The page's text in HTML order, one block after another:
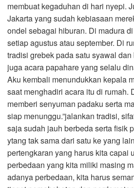
membuat kegaduhan di hari nyepi.
Jakarta yang sudah kebiasaan
ondel sebagai hiburan. Di madura
setiap agustus atau september. Di
tradisi grebek pada satu syawal
juga acara papahare yang selalu
Aku kembali menundukkan kepala
saat menghadiri acara itu di rumah.
memberi senyuman padaku serta
siap menunggu.”jalankan tradisi,
saja sudah jauh berbeda serta fisik
ytang tak sama dari satu ke yang
pertengkaran yang harus kita capai
perbedaan yang kita miliki masing
adanya perbedaan, kita harus